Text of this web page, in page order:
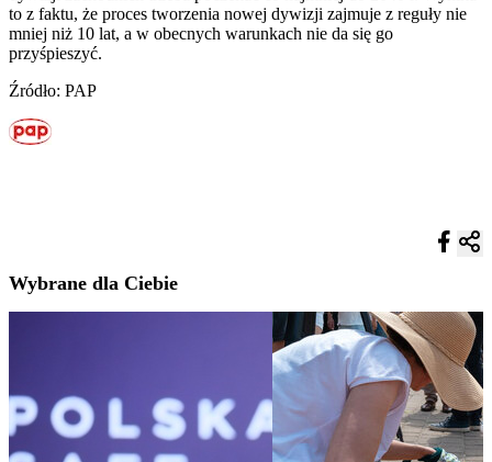
to z faktu, że proces tworzenia nowej dywizji zajmuje z reguły nie
mniej niż 10 lat, a w obecnych warunkach nie da się go
przyśpieszyć.
Źródło: PAP
Wybrane dla Ciebie